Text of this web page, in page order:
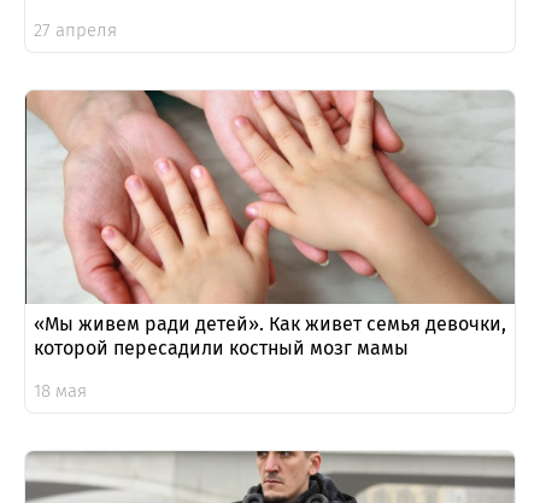
27 апреля
«Мы живем ради детей». Как живет семья девочки,
которой пересадили костный мозг мамы
18 мая